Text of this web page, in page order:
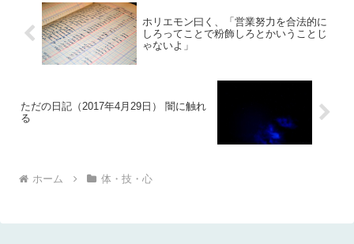
ホリエモン曰く、「営業努力を合法的に
しろってことで粉飾しろとかいうことじ
ゃないよ」
ただの日記（2017年4月29日） 闇に触れ
る
ホーム 体・技・心